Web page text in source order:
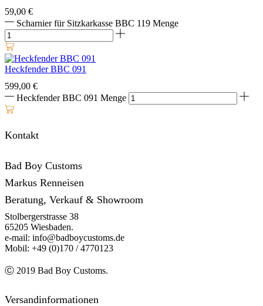
59,00 €
Scharnier für Sitzkarkasse BBC 119 Menge
Heckfender BBC 091
599,00 €
Heckfender BBC 091 Menge
Kontakt
Bad Boy Customs
Markus Renneisen
Beratung, Verkauf & Showroom
Stolbergerstrasse 38
65205 Wiesbaden.
e-mail: info@badboycustoms.de
Mobil: +49 (0)170 / 4770123
Ⓒ 2019 Bad Boy Customs.
Versandinformationen